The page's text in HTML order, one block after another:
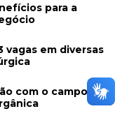
para a
em diversas
com o campo em